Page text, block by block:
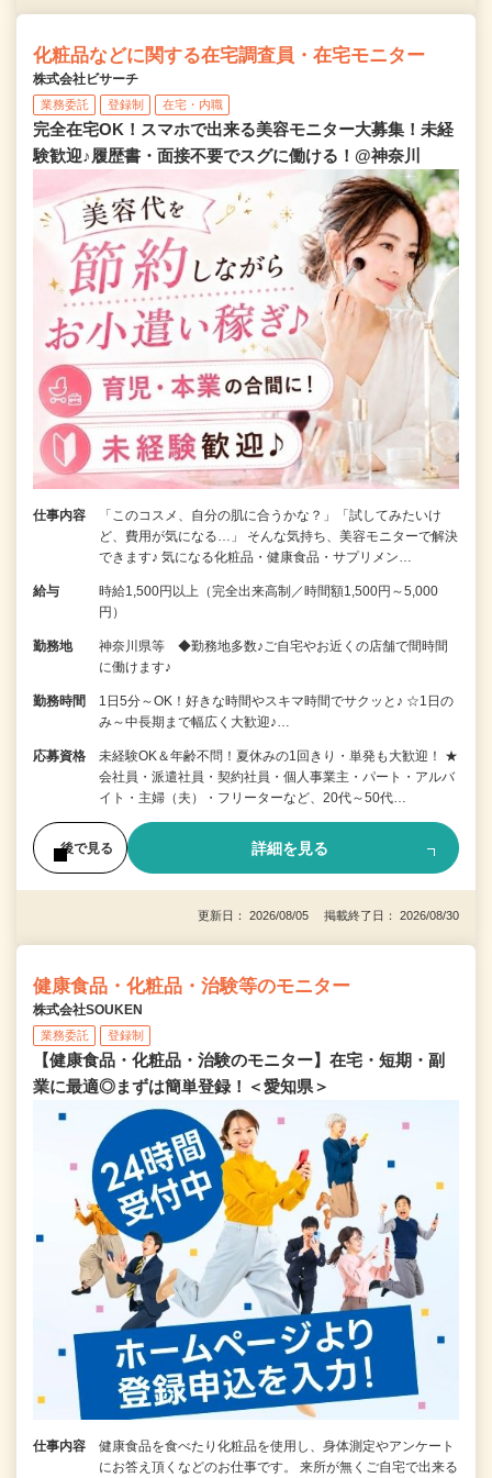
化粧品などに関する在宅調査員・在宅モニター
株式会社ビサーチ
業務委託 登録制 在宅・内職
完全在宅OK！スマホで出来る美容モニター大募集！未経
験歓迎♪履歴書・面接不要でスグに働ける！@神奈川
仕事内容
「このコスメ、自分の肌に合うかな？」「試してみたいけ
ど、費用が気になる…」 そんな気持ち、美容モニターで解決
できます♪ 気になる化粧品・健康食品・サプリメン…
給与
時給1,500円以上（完全出来高制／時間額1,500円～5,000
円）
勤務地
神奈川県等 ◆勤務地多数♪ご自宅やお近くの店舗で間時間
に働けます♪
勤務時間
1日5分～OK！好きな時間やスキマ時間でサクッと♪ ☆1日の
み～中長期まで幅広く大歓迎♪…
応募資格
未経験OK＆年齢不問！夏休みの1回きり・単発も大歓迎！ ★
会社員・派遣社員・契約社員・個人事業主・パート・アルバ
イト・主婦（夫）・フリーターなど、20代～50代…
後で見る 詳細を見る
更新日： 2026/08/05 掲載終了日： 2026/08/30
健康食品・化粧品・治験等のモニター
株式会社SOUKEN
業務委託 登録制
【健康食品・化粧品・治験のモニター】在宅・短期・副
業に最適◎まずは簡単登録！＜愛知県＞
仕事内容
健康食品を食べたり化粧品を使用し、身体測定やアンケート
にお答え頂くなどのお仕事です。 来所が無くご自宅で出来る